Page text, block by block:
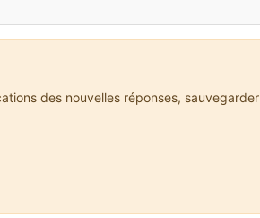
des nouvelles réponses, sauvegarder